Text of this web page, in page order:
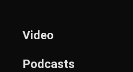
Video
Podcasts